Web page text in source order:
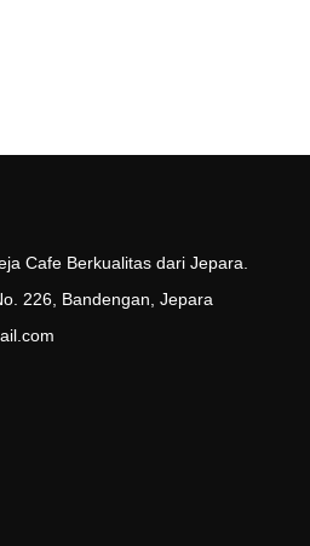
Cafe Berkualitas dari Jepara.
226, Bandengan, Jepara